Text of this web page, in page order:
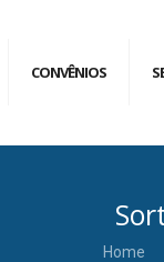
CONVÊNIOS
Home